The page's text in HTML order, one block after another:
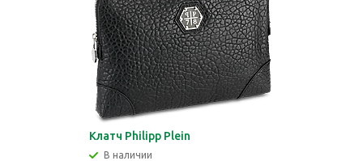
Клатч Philipp Plein
В наличии